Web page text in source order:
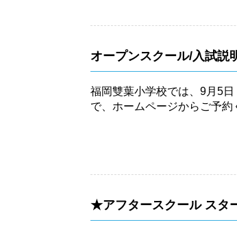
オープンスクール/入試説
福岡雙葉小学校では、9月5
で、ホームページからご予約ください。 今回のテーマは、『体験を通じて
★アフタースクール スタ